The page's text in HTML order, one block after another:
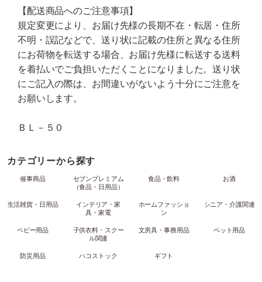
【配送商品へのご注意事項】
規定変更により、お届け先様の長期不在・転居・住所
不明・誤記などで、送り状に記載の住所と異なる住所
にお荷物を転送する場合、お届け先様に転送する送料
を着払いでご負担いただくことになりました。送り状
にご記入の際は、お間違いがないよう十分にご注意を
お願いします。
ＢＬ－５０
カテゴリーから探す
催事商品
セブンプレミアム
（食品・日用品）
食品・飲料 お酒
生活雑貨・日用品
インテリア・家
具・家電
ホームファッショ
ン
シニア・介護関連
ベビー用品
子供衣料・スクー
ル関連
文房具・事務用品 ペット用品
防災用品 ハコストック ギフト